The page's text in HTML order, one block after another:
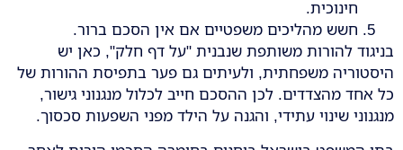
חינוכית.
חשש מהליכים משפטיים אם אין הסכם ברור.
בניגוד להורות משותפת שנבנית "על דף חלק", כאן יש
היסטוריה משפחתית, ולעיתים גם פער בתפיסת ההורות של
כל אחד מהצדדים. לכן ההסכם חייב לכלול מנגנוני גישור,
מנגנוני שינוי עתידי, והגנה על הילד מפני השפעות סכסוך.